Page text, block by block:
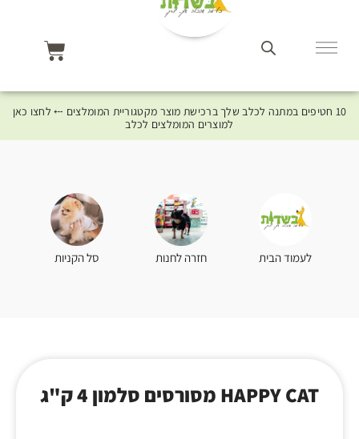
10 חטיפים במתנה לכלב שלך ברכישת מוצר מקטגוריית המומלצים ⤎ לחצו כאן
למוצרים המומלצים לכלב
לעמוד הבית חזרה לחנות סל הקניות
HAPPY CAT מסורסים סלמון 4 ק"ג